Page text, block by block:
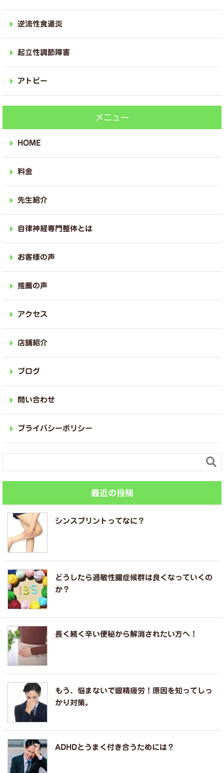
逆流性食道炎
起立性調節障害
アトピー
メニュー
HOME
料金
先生紹介
自律神経専門整体とは
お客様の声
推薦の声
アクセス
店舗紹介
ブログ
問い合わせ
プライバシーポリシー

最近の投稿
シンスプリントってなに？
どうしたら過敏性腸症候群は良くなっていくの
か？
長く続く辛い便秘から解消されたい方へ！
もう、悩まないで眼精疲労！原因を知ってしっ
かり対策。
ADHDとうまく付き合うためには？